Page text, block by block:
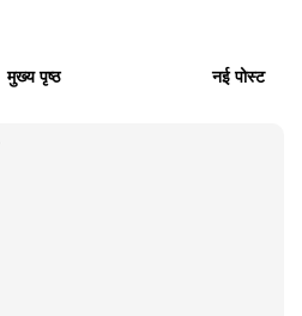
मुख्य पृष्ठ नई पोस्ट